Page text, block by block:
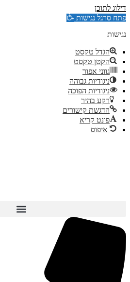
דילוג לתוכן
פתח סרגל נגישות
נגישות
הגדל טקסט
הקטן טקסט
גווני אפור
ניגודיות גבוהה
ניגודיות הפוכה
רקע בהיר
הדגשת קישורים
פונט קריא
איפוס